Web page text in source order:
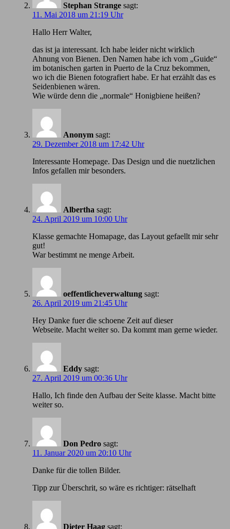
Stephan Strange sagt:
11. Mai 2018 um 21:19 Uhr
Hallo Herr Walter,
das ist ja interessant. Ich habe leider nicht wirklich
Ahnung von Bienen. Den Namen habe ich vom „Guide“
im botanischen garten in Puerto de la Cruz bekommen,
wo ich die Bienen fotografiert habe. Er hat erzählt das es
Seidenbienen wären.
Wie würde denn die „normale“ Honigbiene heißen?
Anonym sagt:
29. Dezember 2018 um 17:42 Uhr
Іnteressante Homepage. Das Design und die nuetzlichen
Infos gefallen mir besonders.
Albertha sagt:
24. April 2019 um 10:00 Uhr
Klasse gemachte Homapage, das Layout gefaellt mir sehr
gut!
War bestimmt ne menge Arbeit.
oeffentlicheverwaltung sagt:
26. April 2019 um 21:45 Uhr
Hey Danke fuer die schoene Zeit auf dieser
Webseite. Macht weiter so. Da kommt man gerne wieder.
Eddy sagt:
27. April 2019 um 00:36 Uhr
Hallo, Ich finde den Aufbau der Seite klasse. Macht bitte
weiter so.
Don Pedro sagt:
11. Januar 2020 um 20:10 Uhr
Danke für die tollen Bilder.
Tipp zur Überschrit, so wäre es richtiger: rätselhaft
Dieter Haag sagt: